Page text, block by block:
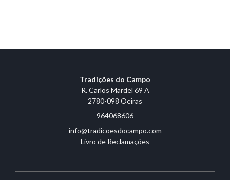
Tradições do Campo
R. Carlos Mardel 69 A
2780-098 Oeiras
964068606
info@tradicoesdocampo.com
Livro de Reclamações